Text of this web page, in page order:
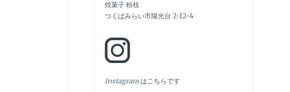
焼菓子 粉枝
つくばみらい市陽光台 2-12-4
Instagramはこちらです